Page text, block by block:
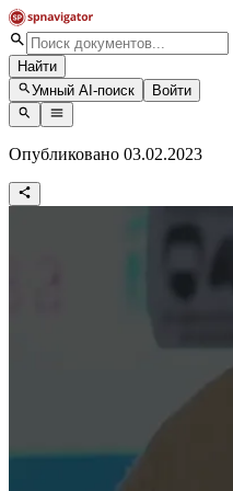
Найти
Умный AI-поиск
Войти
Опубликовано 03.02.2023